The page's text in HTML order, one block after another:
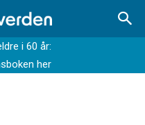
i 60 år:
her